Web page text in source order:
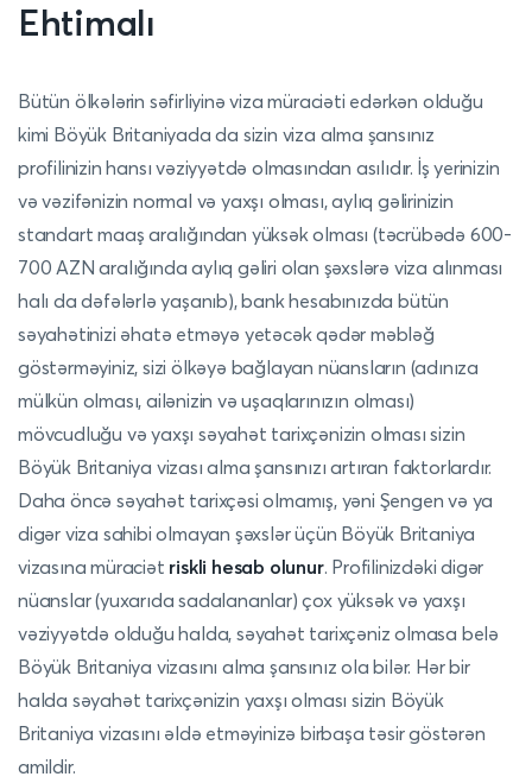
Ehtimalı
Bütün ölkələrin səfirliyinə viza müraciəti edərkən olduğu
kimi Böyük Britaniyada da sizin viza alma şansınız
profilinizin hansı vəziyyətdə olmasından asılıdır. İş yerinizin
və vəzifənizin normal və yaxşı olması, aylıq gəlirinizin
standart maaş aralığından yüksək olması (təcrübədə 600-
700 AZN aralığında aylıq gəliri olan şəxslərə viza alınması
halı da dəfələrlə yaşanıb), bank hesabınızda bütün
səyahətinizi əhatə etməyə yetəcək qədər məbləğ
göstərməyiniz, sizi ölkəyə bağlayan nüansların (adınıza
mülkün olması, ailənizin və uşaqlarınızın olması)
mövcudluğu və yaxşı səyahət tarixçənizin olması sizin
Böyük Britaniya vizası alma şansınızı artıran faktorlardır.
Daha öncə səyahət tarixçəsi olmamış, yəni Şengen və ya
digər viza sahibi olmayan şəxslər üçün Böyük Britaniya
vizasına müraciət riskli hesab olunur. Profilinizdəki digər
nüanslar (yuxarıda sadalananlar) çox yüksək və yaxşı
vəziyyətdə olduğu halda, səyahət tarixçəniz olmasa belə
Böyük Britaniya vizasını alma şansınız ola bilər. Hər bir
halda səyahət tarixçənizin yaxşı olması sizin Böyük
Britaniya vizasını əldə etməyinizə birbaşa təsir göstərən
amildir.